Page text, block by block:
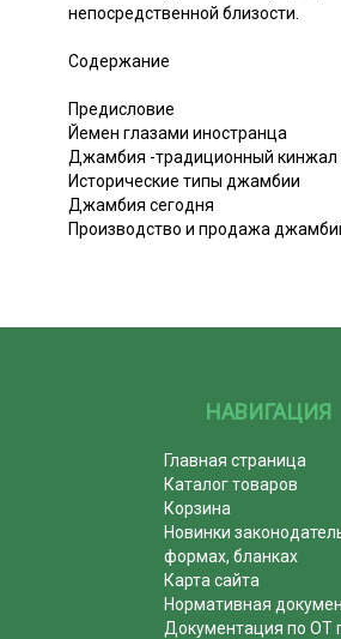
непосредственной близости.
Содержание
Предисловие
Йемен глазами иностранца
Джамбия -традиционный кинжал
Исторические типы джамбии
Джамбия сегодня
Производство и продажа
НАВИГАЦИЯ
Главная страница
Каталог товаров
Корзина
Новинки
формах, бланках
Карта сайта
Нормативная
Документация по ОТ